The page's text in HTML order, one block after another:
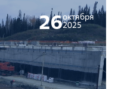
26октября
2025